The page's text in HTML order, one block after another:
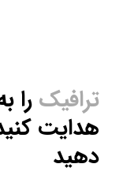
ترافیک را
هدایت
دهید